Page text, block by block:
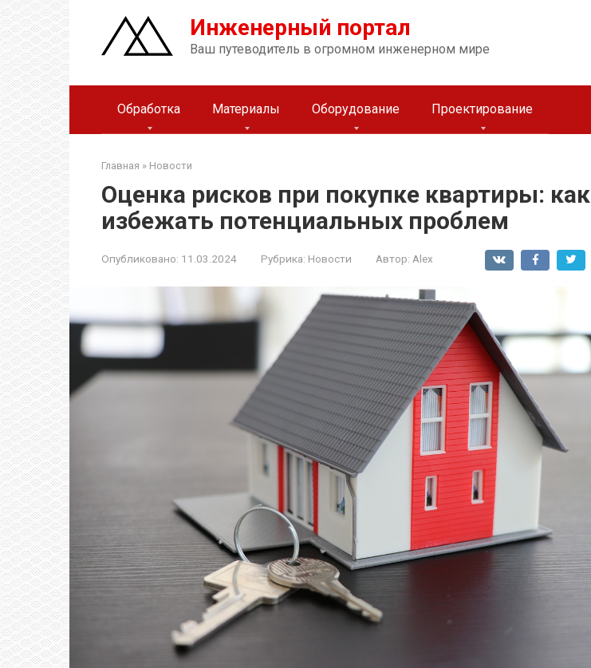
Перейти
к
контенту
Инженерный портал
Ваш путеводитель в огромном инженерном мире
Обработка Материалы Оборудование Проектирование
Главная » Новости
Оценка рисков при покупке квартиры: как
избежать потенциальных проблем
Опубликовано: 11.03.2024 Рубрика: Новости Автор: Alex